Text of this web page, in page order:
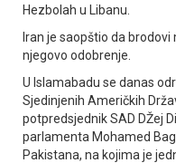
Hezbolah u Libanu.
Iran je saopštio da
njegovo odobrenje.
U Islamabadu se danas
Sjedinjenih Američkih
potpredsjednik SAD DŽej
parlamenta Mohamed
Pakistana, na kojima je